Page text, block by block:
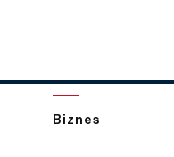
Biznes